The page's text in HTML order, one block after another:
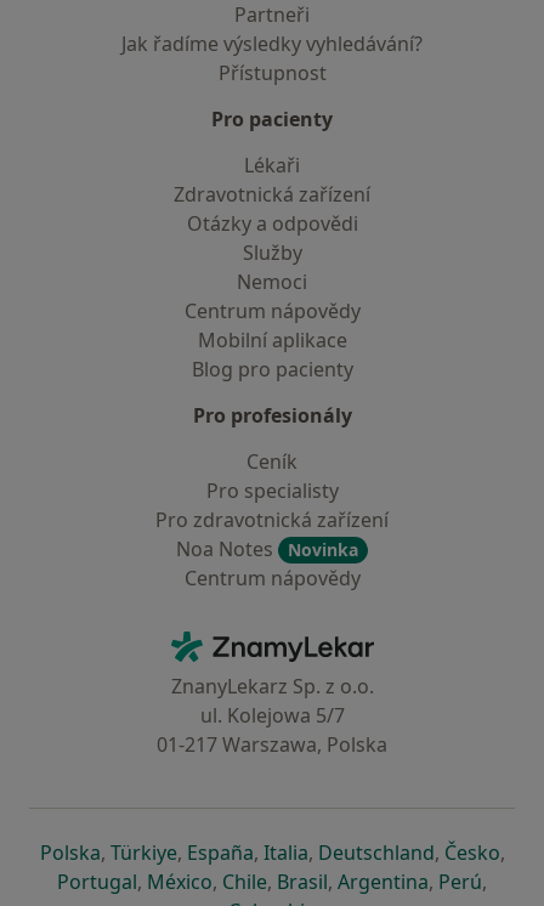
Partneři
Jak řadíme výsledky vyhledávání?
Přístupnost
Pro pacienty
Lékaři
Zdravotnická zařízení
Otázky a odpovědi
Služby
Nemoci
Centrum nápovědy
Mobilní aplikace
Blog pro pacienty
Pro profesionály
Ceník
Pro specialisty
Pro zdravotnická zařízení
Noa Notes
Novinka
Centrum nápovědy
ZnamyLekar - Hlavní stránka
ZnanyLekarz Sp. z o.o.
ul. Kolejowa 5/7
01-217 Warszawa, Polska
Polskase otevře v nové záložce
, Türkiyese otevře v nové záložce
, Españase otevře v nové záložce
, Italiase otevře v nové záložce
, Deutschlandse otevře v
, Českose
,
Portugalse otevře v nové záložce
, Méxicose otevře v nové záložce
, Chilese otevře v nové záložce
, Brasilse otevře v nové
, Argentinase otevře v
, Perúse
,